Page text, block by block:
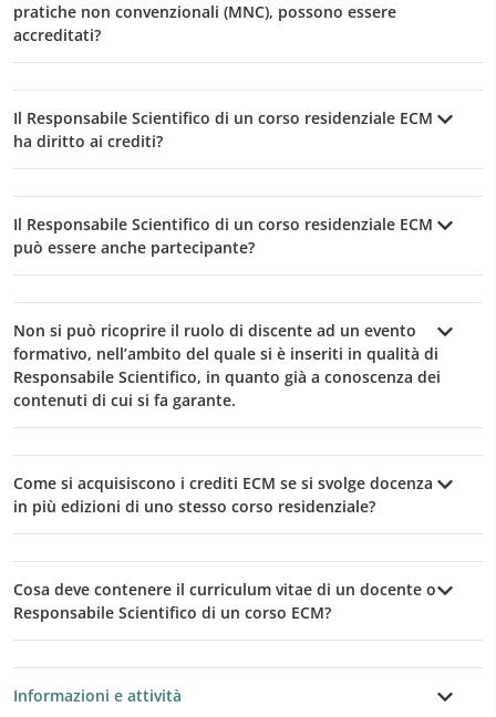
pratiche non convenzionali (MNC), possono essere
accreditati?
Il Responsabile Scientifico di un corso residenziale ECM
ha diritto ai crediti?
Il Responsabile Scientifico di un corso residenziale ECM
può essere anche partecipante?
Non si può ricoprire il ruolo di discente ad un evento
formativo, nell’ambito del quale si è inseriti in qualità di
Responsabile Scientifico, in quanto già a conoscenza dei
contenuti di cui si fa garante.
Come si acquisiscono i crediti ECM se si svolge docenza
in più edizioni di uno stesso corso residenziale?
Cosa deve contenere il curriculum vitae di un docente o
Responsabile Scientifico di un corso ECM?
Informazioni e attività